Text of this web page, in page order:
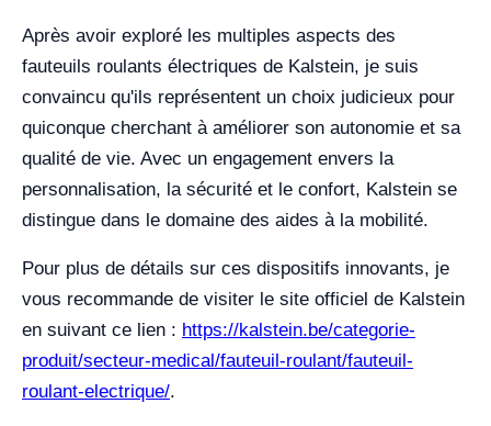
Après avoir exploré les multiples aspects des
fauteuils roulants électriques de Kalstein, je suis
convaincu qu'ils représentent un choix judicieux pour
quiconque cherchant à améliorer son autonomie et sa
qualité de vie. Avec un engagement envers la
personnalisation, la sécurité et le confort, Kalstein se
distingue dans le domaine des aides à la mobilité.
Pour plus de détails sur ces dispositifs innovants, je
vous recommande de visiter le site officiel de Kalstein
en suivant ce lien : https://kalstein.be/categorie-
produit/secteur-medical/fauteuil-roulant/fauteuil-
roulant-electrique/.